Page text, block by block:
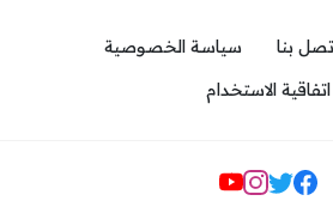
بنا
سياسة الخصوصية
اتفاقية الاستخدام
مواقع التواصل